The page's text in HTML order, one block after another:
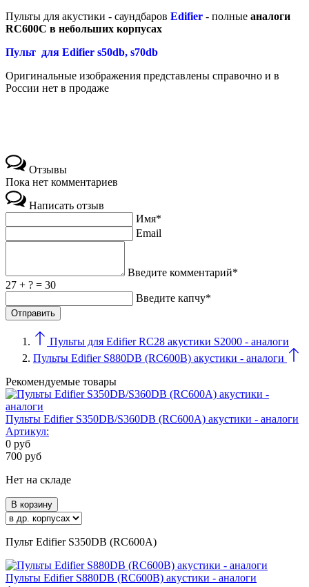
Пульты для акустики - саундбаров Edifier - полные аналоги
RC600C в небольших корпусах
Пульт для Edifier s50db, s70db
Оригинальные изображения представлены справочно и в
России нет в продаже
Отзывы
Пока нет комментариев
Написать отзыв
Имя*
Email
Введите комментарий*
27 + ? = 30
Введите капчу*
Пульты для Edifier RC28 акустики S2000 - аналоги
Пульты Edifier S880DB (RC600B) акустики - аналоги
Рекомендуемые товары
Пульты Edifier S350DB/S360DB (RC600A) акустики - аналоги
Артикул:
0 руб
700 руб
Нет на складе
В корзину
Пульт Edifier S350DB (RC600A)
Пульты Edifier S880DB (RC600B) акустики - аналоги